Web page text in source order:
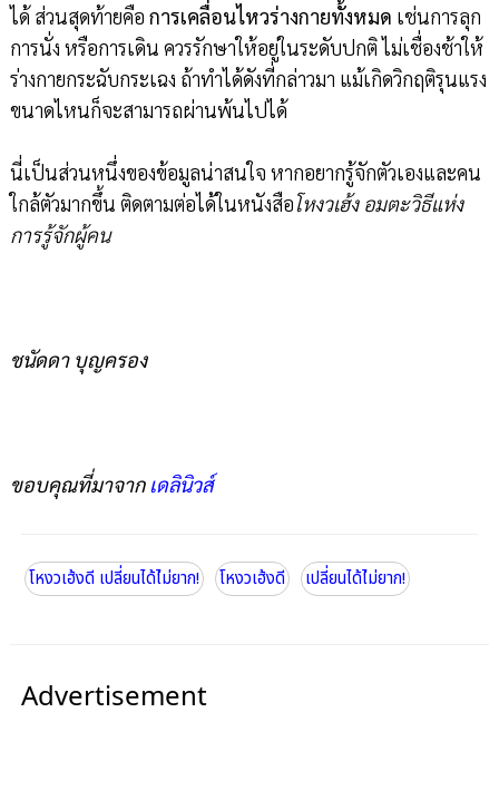
ได้ ส่วนสุดท้ายคือ การเคลื่อนไหวร่างกายทั้งหมด เช่นการลุก
การนั่ง หรือการเดิน ควรรักษาให้อยู่ในระดับปกติ ไม่เชื่องช้าให้
ร่างกายกระฉับกระเฉง ถ้าทำได้ดังที่กล่าวมา แม้เกิดวิกฤติรุนแรง
ขนาดไหนก็จะสามารถผ่านพ้นไปได้
นี่เป็นส่วนหนึ่งของข้อมูลน่าสนใจ หากอยากรู้จักตัวเองและคน
ใกล้ตัวมากขึ้น ติดตามต่อได้ในหนังสือโหงวเฮ้ง อมตะวิธีแห่ง
การรู้จักผู้คน
ชนัดดา บุญครอง
ขอบคุณที่มาจากเดลินิวส์
โหงวเฮ้งดี เปลี่ยนได้ไ่ม่ยาก! โหงวเฮ้งดี เปลี่ยนได้ไ่ม่ยาก!
Advertisement